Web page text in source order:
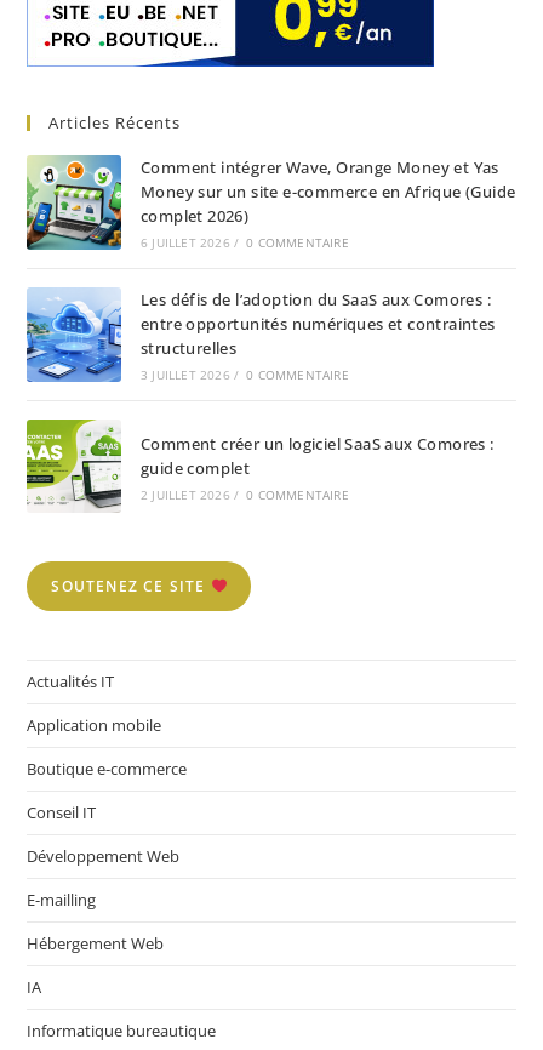
Articles Récents
Comment intégrer Wave, Orange Money et Yas
Money sur un site e-commerce en Afrique (Guide
complet 2026)
6 JUILLET 2026 / 0 COMMENTAIRE
Les défis de l’adoption du SaaS aux Comores :
entre opportunités numériques et contraintes
structurelles
3 JUILLET 2026 / 0 COMMENTAIRE
Comment créer un logiciel SaaS aux Comores :
guide complet
2 JUILLET 2026 / 0 COMMENTAIRE
SOUTENEZ CE SITE
Actualités IT
Application mobile
Boutique e-commerce
Conseil IT
Développement Web
E-mailling
Hébergement Web
IA
Informatique bureautique